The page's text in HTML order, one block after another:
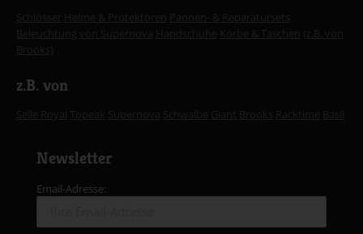
Schlösser Helme & Protektoren
Pannen- & Reparatursets
Beleuchtung von Supernova
Körbe & Taschen
(z.B. von
Brooks)
z.B. von
Selle Royal Topeak Supernova Brooks
Newsletter
Email-Adresse: